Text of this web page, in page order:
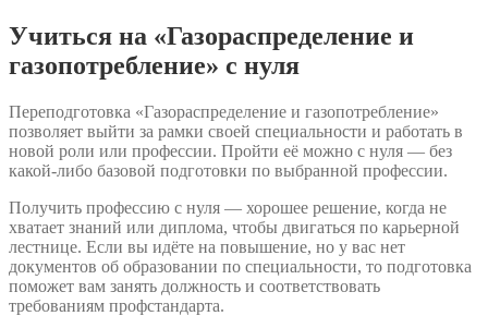
Учиться на «Газораспределение и
газопотребление» с нуля
Переподготовка «Газораспределение и газопотребление»
позволяет выйти за рамки своей специальности и работать в
новой роли или профессии. Пройти её можно с нуля — без
какой-либо базовой подготовки по выбранной профессии.
Получить профессию с нуля — хорошее решение, когда не
хватает знаний или диплома, чтобы двигаться по карьерной
лестнице. Если вы идёте на повышение, но у вас нет
документов об образовании по специальности, то подготовка
поможет вам занять должность и соответствовать
требованиям профстандарта.